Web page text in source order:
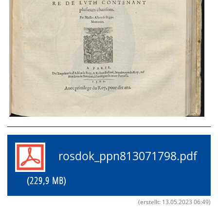
rosdok_ppn813071798.pdf
(229,9 MB)
(erstellt: 13.05.2023 06:49)